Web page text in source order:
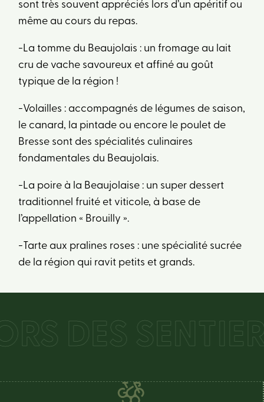
sont très souvent appréciés lors d’un apéritif ou
même au cours du repas.
-La tomme du Beaujolais : un fromage au lait
cru de vache savoureux et affiné au goût
typique de la région !
-Volailles : accompagnés de légumes de saison,
le canard, la pintade ou encore le poulet de
Bresse sont des spécialités culinaires
fondamentales du Beaujolais.
-La poire à la Beaujolaise : un super dessert
traditionnel fruité et viticole, à base de
l’appellation « Brouilly ».
-Tarte aux pralines roses : une spécialité sucrée
de la région qui ravit petits et grands.
DES